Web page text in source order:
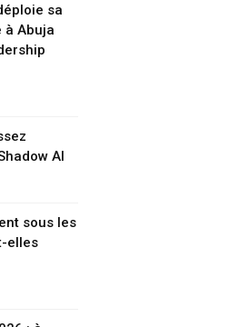
sa
à Abuja
AI
sous les
elles